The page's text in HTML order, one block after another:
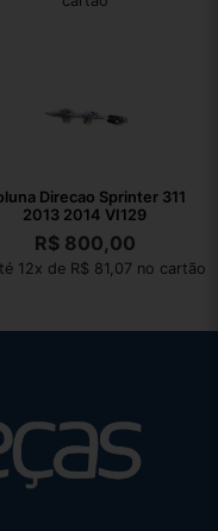
Direcao Sprinter 311
2013 2014 VI129
R$800,00
12x de R$ 81,07 no cartão